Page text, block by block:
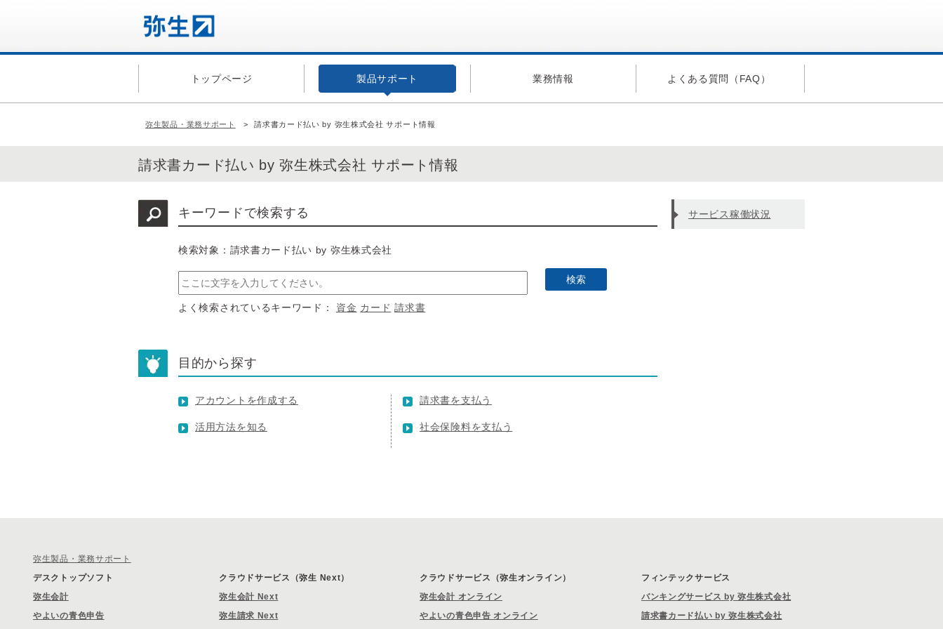
トップページ 製品サポート 業務情報 よくある質問（FAQ）
弥生製品・業務サポート 請求書カード払い by 弥生株式会社 サポート情報
請求書カード払い by 弥生株式会社 サポート情報
キーワードで検索する
検索対象：請求書カード払い by 弥生株式会社
よく検索されているキーワード： 資金 カード 請求書
目的から探す
アカウントを作成する 請求書を支払う
活用方法を知る 社会保険料を支払う
サービス稼働状況
弥生製品・業務サポート
デスクトップソフト
弥生会計
やよいの青色申告
クラウドサービス（弥生 Next）
弥生会計 Next
弥生請求 Next
クラウドサービス（弥生オンライン）
弥生会計 オンライン
やよいの青色申告 オンライン
フィンテックサービス
バンキングサービス by 弥生株式会社
請求書カード払い by 弥生株式会社